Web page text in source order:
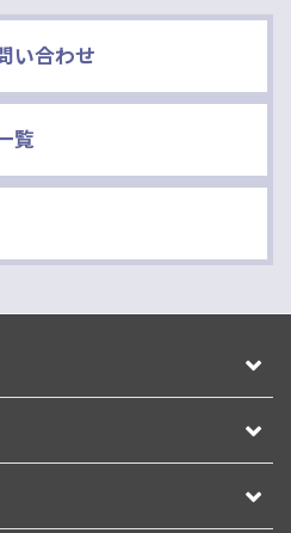
い合わせ
覧